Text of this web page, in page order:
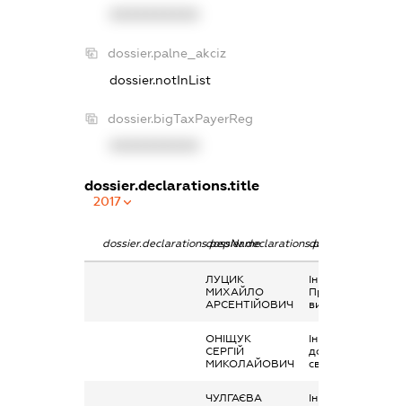
dossier.palne_akciz
dossier.notInList
dossier.bigTaxPayerReg
dossier.declarations.title
2017
dossier.declarations.pepNamedossier.declarations.personName
ЛУЦИК
МИХАЙЛО
АРСЕНТІЙОВИЧ
Інше,
Профспілкові
виплати
ОНІЩУК
СЕРГІЙ
МИКОЛАЙОВИЧ
Інше,
до професійного
свята
ЧУЛГАЄВА
Інше,